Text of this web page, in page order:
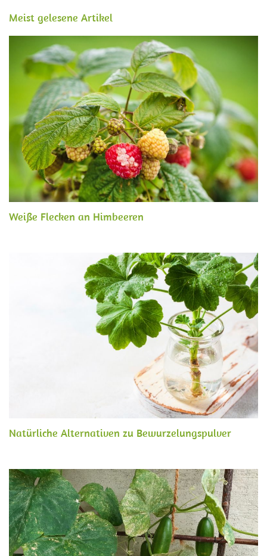
Meist gelesene Artikel
Weiße Flecken an Himbeeren
Natürliche Alternativen zu Bewurzelungspulver